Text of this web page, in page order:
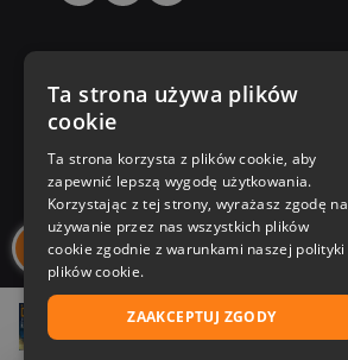
80,39 zł
Zakupy u nas
Nasza oferta
Nasi autorzy
Ta strona używa plików
cookie
Ta strona korzysta z plików cookie, aby
zapewnić lepszą wygodę użytkowania.
Korzystając z tej strony, wyrażasz zgodę na
używanie przez nas wszystkich plików
cookie zgodnie z warunkami naszej polityki
plików cookie.
ZAAKCEPTUJ ZGODY